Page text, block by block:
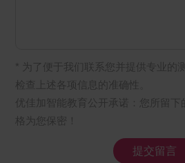
* 为了便于我们联系您并提供专业的
检查上述各项信息的准确性。
优佳加智能教育公开承诺：您所留下
格为您保密！